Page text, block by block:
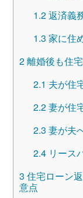
1.2返済義
1.3 家に住
2離婚後も住
2.1 夫が住
2.2妻が住
2.3 妻が夫
2.4リース
3 住宅ローン
意点